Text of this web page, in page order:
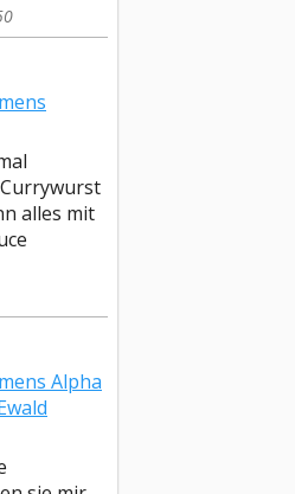
alles mit
Alpha